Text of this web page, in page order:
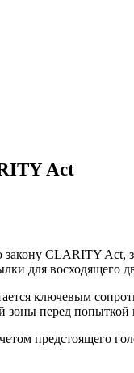
Act
CLARITY Act,
для восходящего
ключевым
зоны перед
предстоящего